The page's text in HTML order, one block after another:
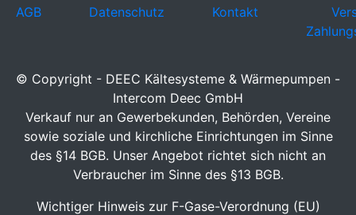
AGB Datenschutz Kontakt
© Copyright - DEEC Kältesysteme & Wärmepumpen -
Intercom Deec GmbH
Verkauf nur an Gewerbekunden, Behörden, Vereine
sowie soziale und kirchliche Einrichtungen im Sinne
des §14 BGB. Unser Angebot richtet sich nicht an
Verbraucher im Sinne des §13 BGB.
Wichtiger Hinweis zur F-Gase-Verordnung (EU)